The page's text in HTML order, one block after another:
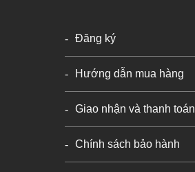
Đăng ký
Hướng dẫn mua hàng
Giao nhận và thanh toán
Chính sách bảo hành